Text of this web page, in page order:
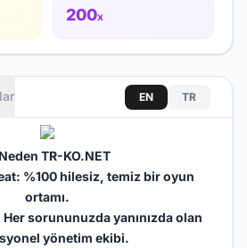
200x
EN TR
TR-KO.NET
%100 hilesiz, temiz bir oyun
ortamı.
sorununuzda yanınızda olan
yönetim ekibi.